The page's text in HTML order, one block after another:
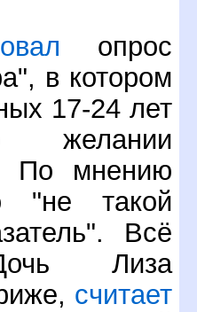
опрос
в котором
17-24 лет
По мнению
"не такой
Всё
Лиза
считает